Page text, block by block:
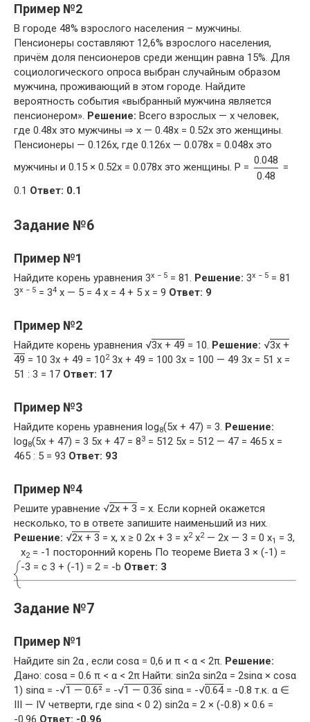
Пример №2
В городе 48% взрослого населения – мужчины.
Пенсионеры составляют 12,6% взрослого населения,
причём доля пенсионеров среди женщин равна 15%. Для
социологического опроса выбран случайным образом
мужчина, проживающий в этом городе. Найдите
вероятность события «выбранный мужчина является
пенсионером». Решение: Всего взрослых — x человек,
где 0.48x это мужчины ⇒ x — 0.48x = 0.52x это женщины.
Пенсионеры — 0.126x, где 0.126x — 0.078x = 0.048x это
мужчины и 0.15 × 0.52x = 0.078x это женщины. P =
0.048
0.48
=
0.1 Ответ: 0.1
Задание №6
Пример №1
Найдите корень уравнения 3x − 5 = 81. Решение: 3x − 5 = 81
3x − 5 = 34 x — 5 = 4 x = 4 + 5 x = 9 Ответ: 9
Пример №2
Найдите корень уравнения √3x + 49 = 10. Решение: √3x +
49 = 10 3x + 49 = 1023x + 49 = 100 3x = 100 — 49 3x = 51 x =
51 : 3 = 17 Ответ: 17
Пример №3
Найдите корень уравнения log8(5x + 47) = 3. Решение:
log8(5x + 47) = 3 5x + 47 = 83 = 512 5x = 512 — 47 = 465 x =
465 : 5 = 93 Ответ: 93
Пример №4
Решите уравнение √2x + 3 = x. Если корней окажется
несколько, то в ответе запишите наименьший из них.
Решение: √2x + 3 = x, x ≥ 0 2x + 3 = x2x2— 2x — 3 = 0 x1 = 3,
x2 = -1 посторонний корень По теореме Виета 3 × (-1) =
-3 = с 3 + (-1) = 2 = -b Ответ: 3
Задание №7
Пример №1
Найдите sin 2α , если cosα = 0,6 и π < α < 2π. Решение:
Дано: cosα = 0.6 π < α < 2π Найти: sin2α sin2α = 2sinα × cosα
1) sinα = -√1 — 0.6² = -√1 — 0.36 sinα = -√0.64= -0.8 т.к. α ∈
III — IV четверти, где sinα < 0 2) sin2α = 2 × (-0.8) × 0.6 =
-0.96 Ответ: -0.96